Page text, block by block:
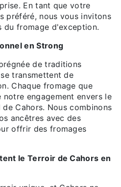
En tant que votre
préféré, nous vous invitons
du fromage d'exception.
en Strong
de traditions
transmettent de
Chaque fromage que
engagement envers le
Cahors. Nous combinons
ancêtres avec des
offrir des fromages
le Terroir de Cahors en